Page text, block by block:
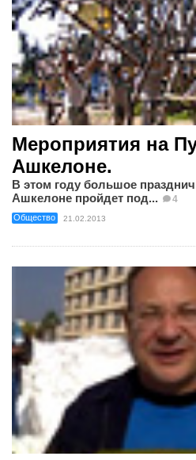
Мероприятия на
Ашкелоне.
В этом году большое
Ашкелоне пройдет под...
4
Общество 21.02.2013